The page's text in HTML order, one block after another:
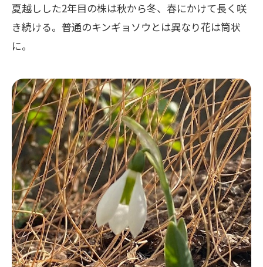
夏越しした2年目の株は秋から冬、春にかけて長く咲
き続ける。普通のキンギョソウとは異なり花は筒状
に。